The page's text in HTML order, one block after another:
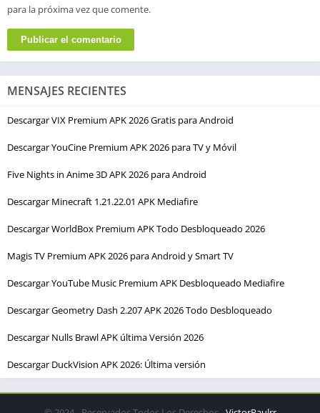
para la próxima vez que comente.
MENSAJES RECIENTES
Descargar VIX Premium APK 2026 Gratis para Android
Descargar YouCine Premium APK 2026 para TV y Móvil
Five Nights in Anime 3D APK 2026 para Android
Descargar Minecraft 1.21.22.01 APK Mediafire
Descargar WorldBox Premium APK Todo Desbloqueado 2026
Magis TV Premium APK 2026 para Android y Smart TV
Descargar YouTube Music Premium APK Desbloqueado Mediafire
Descargar Geometry Dash 2.207 APK 2026 Todo Desbloqueado
Descargar Nulls Brawl APK última Versión 2026
Descargar DuckVision APK 2026: Última versión